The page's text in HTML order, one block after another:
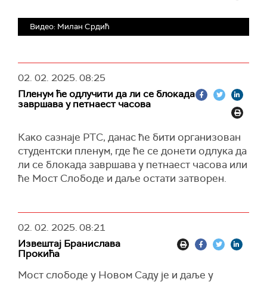
Видео: Милан Срдић
02. 02. 2025.08:25
Пленум ће одлучити да ли се блокада
завршава у петнаест часова
Како сазнаје РТС, данас ће бити организован
студентски пленум, где ће се донети одлука да
ли се блокада завршава у петнаест часова или
ће Мост Слободе и даље остати затворен.
02. 02. 2025.08:21
Извештај Бранислава
Прокића
Мост слободе у Новом Саду је и даље у